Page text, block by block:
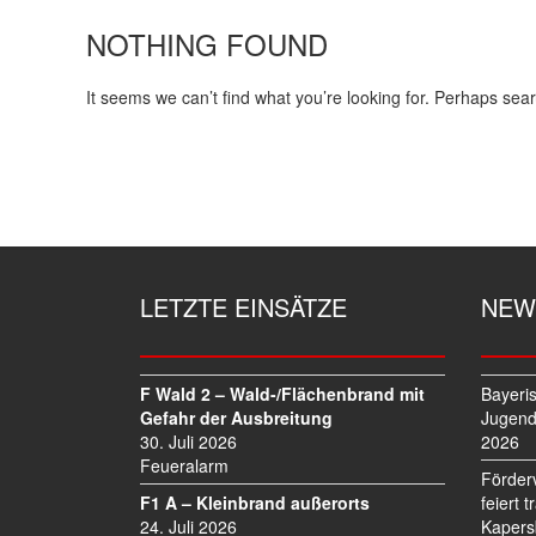
NOTHING FOUND
It seems we can’t find what you’re looking for. Perhaps
LETZTE EINSÄTZE
F Wald 2 – Wald-/Flächenbrand mit
Gefahr der Ausbreitung
30. Juli 2026
Feueralarm
F1 A – Kleinbrand außerorts
24. Juli 2026
2026
feiert